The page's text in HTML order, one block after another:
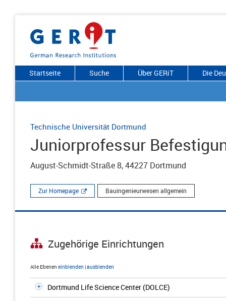
Startseite Suche Über GERiT Die
Technische Universität Dortmund
Juniorprofessur
August-Schmidt-Straße 8, 44227 Dortmund
Zur Homepage Bauingenieurwesen allgemein
Zugehörige Einrichtungen
Alle Ebenen einblenden |ausblenden
Dortmund Life Science Center (DOLCE)